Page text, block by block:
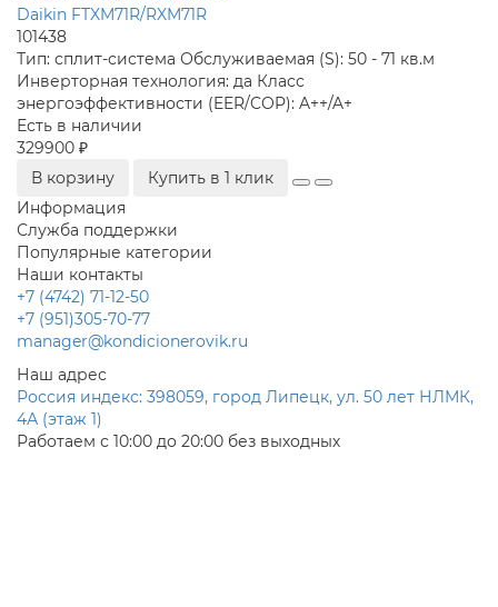
Daikin FTXM71R/RXM71R
101438
Тип: сплит-система Обслуживаемая (S): 50 - 71 кв.м
Инверторная технология: да Класс
энергоэффективности (EER/COP): A++/A+
Есть в наличии
329900 ₽
В корзину
Купить в 1 клик
Информация
Служба поддержки
Популярные категории
Наши контакты
+7 (4742) 71-12-50
+7 (951)305-70-77
manager@kondicionerovik.ru
Наш адрес
Россия индекс: 398059, город Липецк, ул. 50 лет НЛМК,
4А (этаж 1)
Работаем с 10:00 до 20:00 без выходных